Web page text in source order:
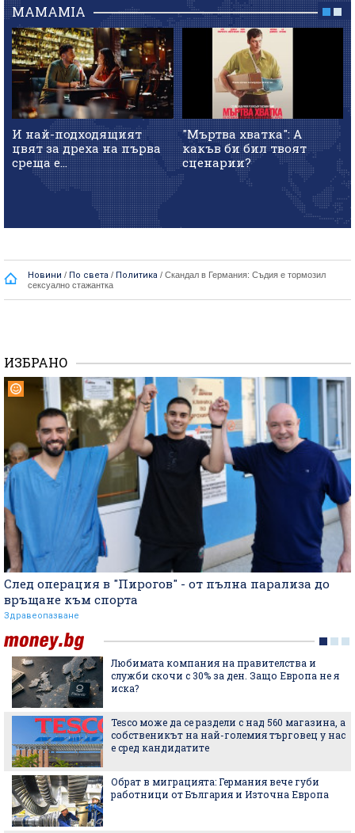
MAMAMIA
И най-подходящият
цвят за дреха на първа
среща е...
"Мъртва хватка": А
какъв би бил твоят
сценарии?
Новини / По света / Политика / Скандал в Германия: Съдия е тормозил
сексуално стажантка
ИЗБРАНО
След операция в "Пирогов" - от пълна парализа до
връщане към спорта
Здравеопазване
Любимата компания на правителства и
служби скочи с 30% за ден. Защо Европа не я
иска?
Tesco може да се раздели с над 560 магазина, а
собственикът на най-големия търговец у нас
е сред кандидатите
Обрат в миграцията: Германия вече губи
работници от България и Източна Европа